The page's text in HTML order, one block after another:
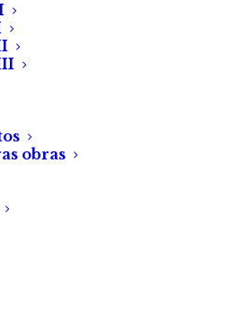
obras
Todos os direitos reservados.